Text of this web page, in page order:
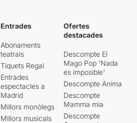
Entrades
Abonaments
teatrals
Tiquets Regal
Entrades
espectacles a
Madrid
Millors monòlegs
Millors musicals
Ofertes
destacades
Descompte El
Mago Pop 'Nada
es imposible'
Descompte Ànima
Descompte
Mamma mia
Descompte